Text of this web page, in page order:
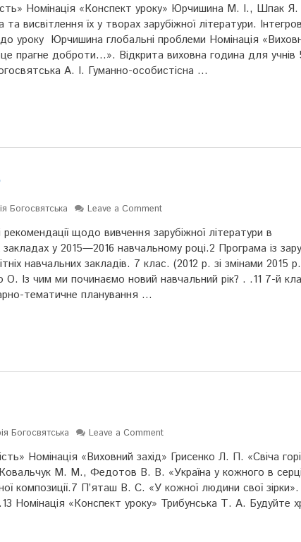
Номінація «Конспект уроку» Юрчишина М. І., Шпак
висвітлення їх у творах зарубіжної літератури.
уроку Юрчишина глобальні проблеми Номінація
прагне доброти…». Відкрита виховна година для учнів
А. І. Гуманно-особистісна …
Богосвятська Leave a Comment
щодо вивчення зарубіжної літератури в
закладах у 2015—2016 навчальному році.2 Програма із
навчальних закладів. 7 клас. (2012 р. зі змінами 2015
Із чим ми починаємо новий навчальний рік? . .11 7-й
тематичне планування …
Богосвятська Leave a Comment
Номінація «Виховний захід» Грисенко Л. П. «Свіча
М. М., Федотов В. В. «Україна у кожного в
композиції.7 П’яташ В. С. «У кожної людини свої зірки».
Номінація «Конспект уроку» Трибунська Т. А. Будуйте